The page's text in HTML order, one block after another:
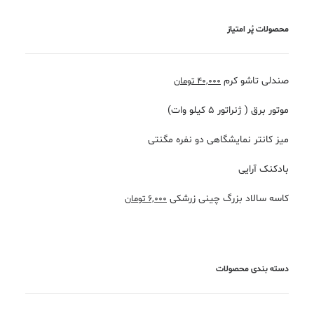
محصولات پُر امتیاز
صندلی تاشو کرم 40,000 تومان
موتور برق ( ژنراتور ۵ کیلو وات)
میز کانتر نمایشگاهی دو نفره مگنتی
بادکنک آرایی
کاسه سالاد بزرگ چینی زرشکی 6,000 تومان
دسته بندی محصولات